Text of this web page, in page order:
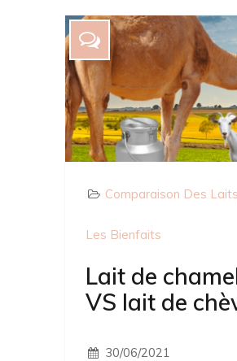
Comparaison Des Laits
Les Bienfaits
Lait de
VS lait de
30/06/2021